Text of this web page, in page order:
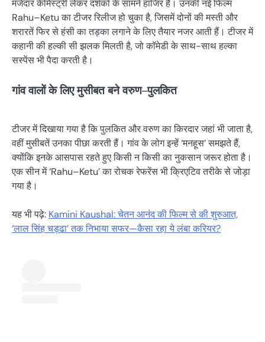
मजेदार केमिस्ट्री लेकर दर्शकों के सामने हाजिर हैं। उनकी नई फिल्म
Rahu–Ketu का टीजर रिलीज हो चुका है, जिसमें दोनों की मस्ती और
शरारतें फिर से हंसी का तड़का लगाने के लिए तैयार नजर आती हैं। टीजर में
कहानी की हल्की सी झलक मिलती है, जो कॉमेडी के साथ-साथ हल्का
सस्पेंस भी पैदा करती है।
गांव वालों के लिए मुसीबत बने वरुण–पुलकित
टीजर में दिखाया गया है कि पुलकित और वरुण का किरदार जहां भी जाता है,
वहीं मुसीबतें उनका पीछा करती हैं। गांव के लोग इन्हें ‘मनहूस’ समझते हैं,
क्योंकि इनके आसपास रहते हुए किसी न किसी का नुकसान जरूर होता है।
एक सीन में ‘Rahu–Ketu’ का रोचक रेफरेंस भी क्रिएटिव तरीके से जोड़ा
गया है।
यह भी पढ़े: Kamini Kaushal: चेतन आनंद की फिल्म से की शुरुआत,
‘लाल सिंह चड्ढा’ तक निभाया सफर—कैसा रहा ये लंबा करियर?